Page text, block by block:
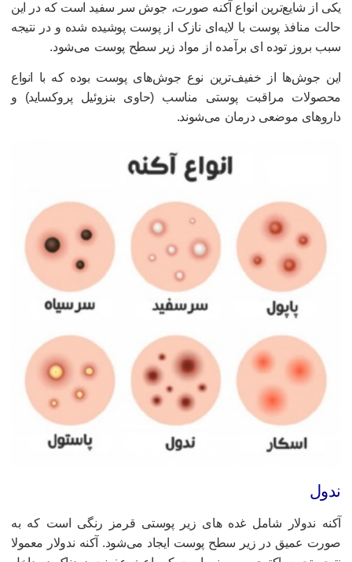
از شایع‌ترین انواع آکنه صورت، جوش سر سفید است که در این
منافذ پوست با لایه‌ای نازک از پوست پوشیده شده و در نتیجه
بروز توده ای برآمده از مواد زیر سطح پوست می‌شود.
جوش‌ها از خفیف‌ترین نوع جوش‌های پوست بوده که با انواع
مراقبت پوستی مناسب (حاوی بنزوئیل پروکساید) و
موضعی درمان می‌شوند.
ندولار شامل غده های زیر پوستی قرمز رنگی است که به
عمیق در زیر سطح پوست ایجاد می‌شود. آکنه ندولار معمولا